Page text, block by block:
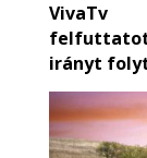
VivaTv
irányt